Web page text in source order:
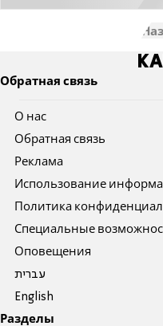
Обратная связь
О нас
Обратная связь
Реклама
Использование
Политика
Специальные
Оповещения
עברית
English
Разделы